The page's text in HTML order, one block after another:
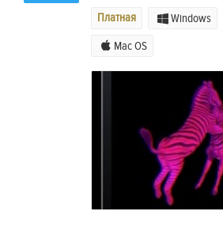
Платная Windows
Mac OS